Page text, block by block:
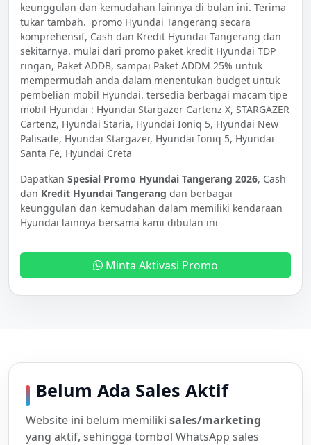
keunggulan dan kemudahan lainnya di bulan ini. Terima
tukar tambah. promo Hyundai Tangerang secara
komprehensif, Cash dan Kredit Hyundai Tangerang dan
sekitarnya. mulai dari promo paket kredit Hyundai TDP
ringan, Paket ADDB, sampai Paket ADDM 25% untuk
mempermudah anda dalam menentukan budget untuk
pembelian mobil Hyundai. tersedia berbagai macam tipe
mobil Hyundai : Hyundai Stargazer Cartenz X, STARGAZER
Cartenz, Hyundai Staria, Hyundai Ioniq 5, Hyundai New
Palisade, Hyundai Stargazer, Hyundai Ioniq 5, Hyundai
Santa Fe, Hyundai Creta
Dapatkan Spesial Promo Hyundai Tangerang 2026, Cash
dan Kredit Hyundai Tangerang dan berbagai
keunggulan dan kemudahan dalam memiliki kendaraan
Hyundai lainnya bersama kami dibulan ini
Minta Aktivasi Promo
Belum Ada Sales Aktif
Website ini belum memiliki sales/marketing
yang aktif, sehingga tombol WhatsApp sales